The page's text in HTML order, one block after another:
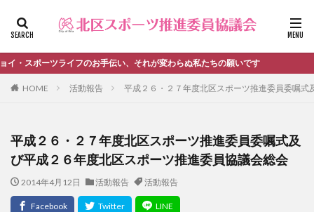
ポーツライフのお手伝い、それが変わらぬ私たちの願いです
HOME 活動報告 平成２６・２７年度北区スポーツ推進委員委嘱
平成２６・２７年度北区スポーツ推進委員委嘱式及
び平成２６年度北区スポーツ推進委員協議会総会
2014年4月12日 活動報告 活動報告
ファッション デザイン 流行
カテゴリー
＃活動報告 kitacup past
schedule
おしらせ
お知らせ キンボール
ノルディック
メンバー募集中のチーム
ワークショップ
健康ハイキング委員会からのお知らせ